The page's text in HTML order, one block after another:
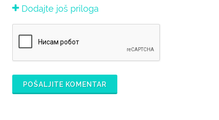
Dodajte još priloga
POŠALJITE KOMENTAR